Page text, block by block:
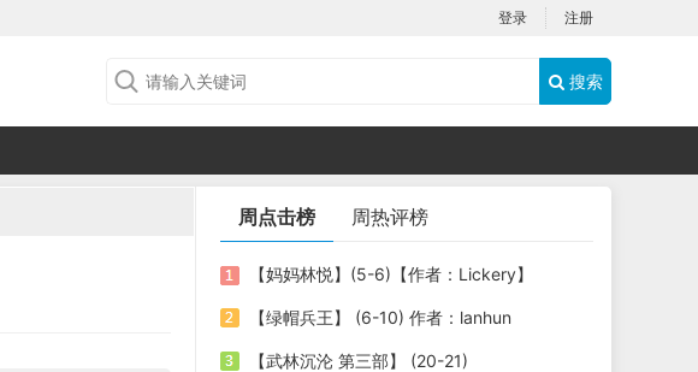
登录 注册
搜索
周点击榜 周热评榜
【妈妈林悦】(5-6)【作者：Lickery】
【绿帽兵王】 (6-10) 作者：lanhun
【武林沉沦 第三部】 (20-21)